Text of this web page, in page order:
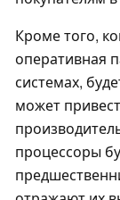
Кроме того,
оперативная
системах,
может
процессоры